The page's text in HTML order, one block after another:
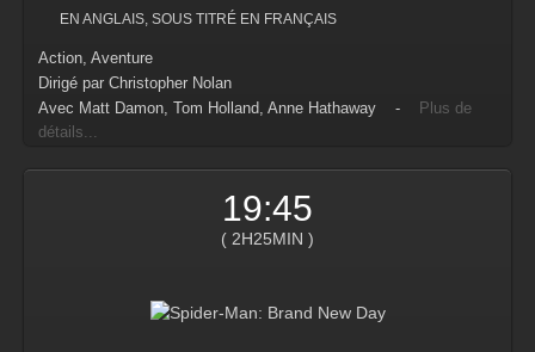
EN ANGLAIS, SOUS TITRÉ EN FRANÇAIS
Action, Aventure
Dirigé par Christopher Nolan
Avec Matt Damon, Tom Holland, Anne Hathaway -
Plus de
détails...
19:45
( 2H25MIN )